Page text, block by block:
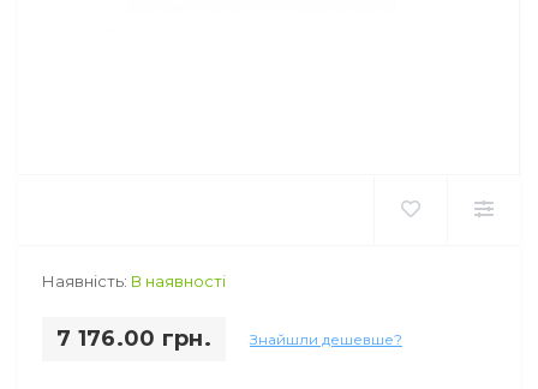
Наявність: В наявності
7 176.00 грн. Знайшли дешевше?